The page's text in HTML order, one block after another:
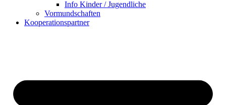
Info Kinder / Jugendliche
Vormundschaften
Kooperationspartner